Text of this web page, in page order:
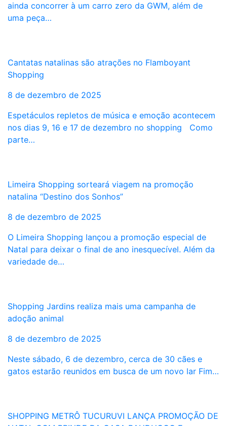
ainda concorrer à um carro zero da GWM, além de
uma peça…
Cantatas natalinas são atrações no Flamboyant
Shopping
8 de dezembro de 2025
Espetáculos repletos de música e emoção acontecem
nos dias 9, 16 e 17 de dezembro no shopping Como
parte…
Limeira Shopping sorteará viagem na promoção
natalina “Destino dos Sonhos”
8 de dezembro de 2025
O Limeira Shopping lançou a promoção especial de
Natal para deixar o final de ano inesquecível. Além da
variedade de…
Shopping Jardins realiza mais uma campanha de
adoção animal
8 de dezembro de 2025
Neste sábado, 6 de dezembro, cerca de 30 cães e
gatos estarão reunidos em busca de um novo lar Fim…
SHOPPING METRÔ TUCURUVI LANÇA PROMOÇÃO DE